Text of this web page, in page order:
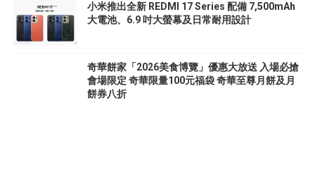
小米推出全新 REDMI 17 Series 配備 7,500mAh
大電池、6.9 吋大螢幕及日常耐用設計
奇華餅家「2026美食博覽」優惠大放送 入場必搶
會場限定 奇華限量100元福袋 奇華至尊月餅及月
餅券八折